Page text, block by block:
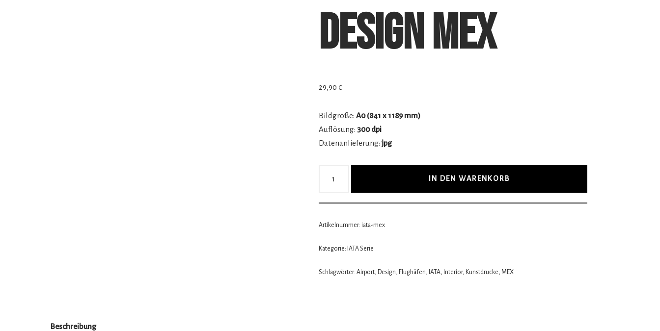
Design MEX
29,90€
Bildgröße:A0 (841 x 1189 mm)
Auflösung: 300 dpi
Datenanlieferung:jpg
IN DEN WARENKORB
Artikelnummer: iata-mex
Kategorie: IATA Serie
Schlagwörter:Airport, Design, Flughäfen, IATA, Interior, Kunstdrucke,MEX
Beschreibung